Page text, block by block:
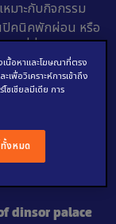
มาะกับกิจกรรม
ปิคนิคพักผ่อน หรือ
ได้ ที่นี่เงียบสงบ พา
เดินต่อประมาณ
สถานีลุมพินีได้เลย
dinsor palace
เนื้อหาและโฆษณาที่ตรง
พื่อวิเคราะห์การเข้าถึง
ซเชียลมีเดีย การ
งหมด